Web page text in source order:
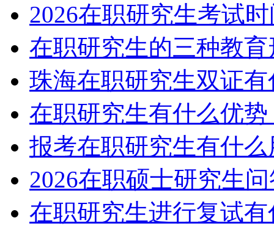
2026在职研究生考试
在职研究生的三种教
珠海在职研究生双证
在职研究生有什么优势
报考在职研究生有什
2026在职硕士研究生
在职研究生进行复试